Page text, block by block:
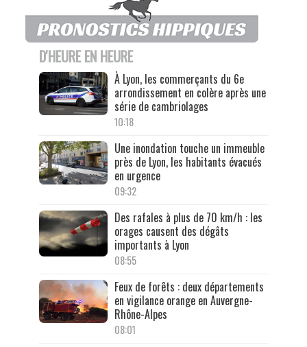
D'HEURE EN HEURE
À Lyon, les commerçants du 6e
arrondissement en colère après une
série de cambriolages
10:18
Une inondation touche un immeuble
près de Lyon, les habitants évacués
en urgence
09:32
Des rafales à plus de 70 km/h : les
orages causent des dégâts
importants à Lyon
08:55
Feux de forêts : deux départements
en vigilance orange en Auvergne-
Rhône-Alpes
08:01